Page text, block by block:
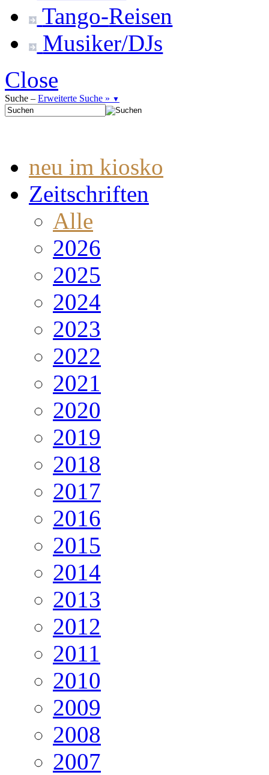
Tango-Reisen
Musiker/DJs
Close
Suche – Erweiterte Suche » ▼
neu im kiosko
Zeitschriften
Alle
2026
2025
2024
2023
2022
2021
2020
2019
2018
2017
2016
2015
2014
2013
2012
2011
2010
2009
2008
2007